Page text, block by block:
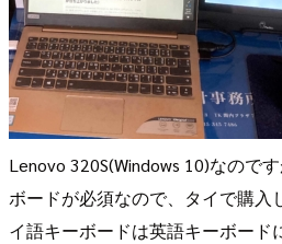
Lenovo 320S(Windows 10)なので
ボードが必須なので、タイで購入
イ語キーボードは英語キーボード